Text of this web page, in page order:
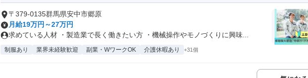
〒379-0135群馬県安中市郷原
月給19万円～27万円
求めている人材 ・製造業で長く働きたい方 ・機械操作やモノづくりに興味...
制服あり 業界未経験歓迎 副業・WワークOK 介護休暇あり +31個